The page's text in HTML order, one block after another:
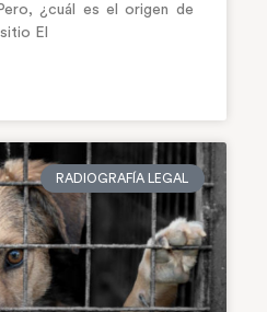
¿cuál es el origen de
El
RADIOGRAFÍA LEGAL